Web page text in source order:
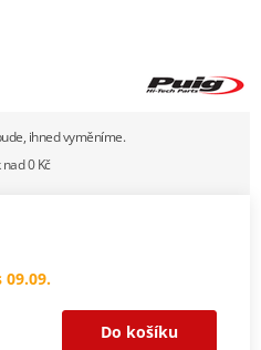
ihned vyměníme.
0 Kč
09.09.
Do košíku